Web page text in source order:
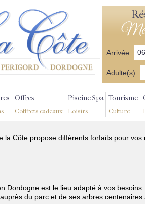
Arrivée
Adulte(s)
Offres
Coffrets cadeaux
Piscine Spa
Loisirs
Tourisme
Culture
la Côte propose différents forfaits pour
Dordogne est le lieu adapté à vos besoins.
du parc et de ses arbres centenaires